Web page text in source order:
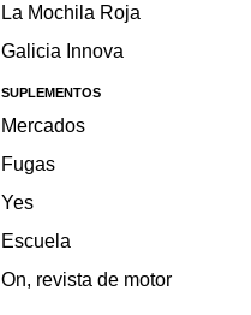
La Mochila Roja
Galicia Innova
SUPLEMENTOS
Mercados
Fugas
Yes
Escuela
On, revista de motor